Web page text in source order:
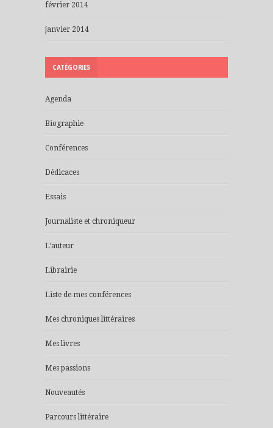
février 2014
janvier 2014
CATÉGORIES
Agenda
Biographie
Conférences
Dédicaces
Essais
Journaliste et chroniqueur
L'auteur
Librairie
Liste de mes conférences
Mes chroniques littéraires
Mes livres
Mes passions
Nouveautés
Parcours littéraire